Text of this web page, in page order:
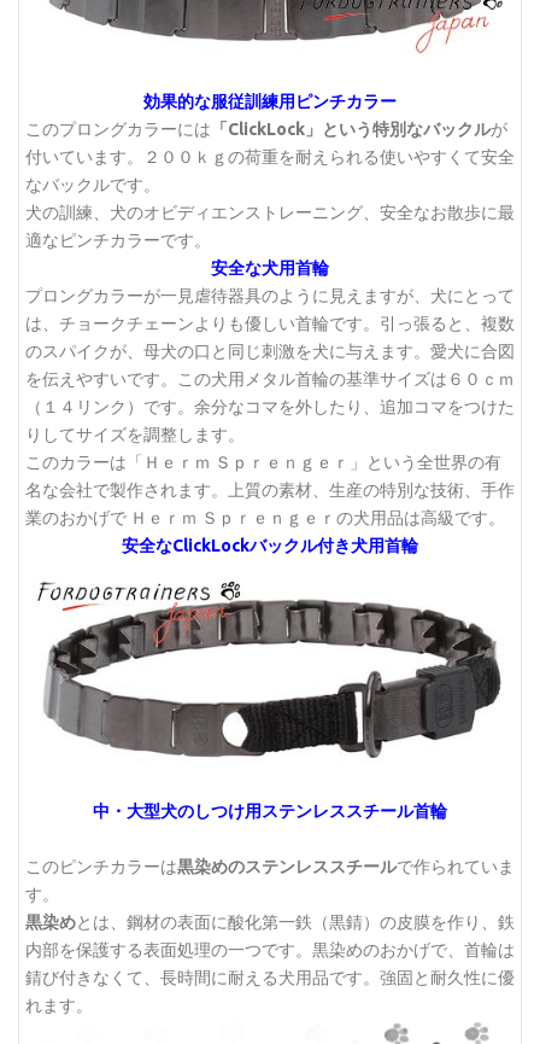
効果的な服従訓練用ピンチカラー
このプロングカラーには 「ClickLock」という特別なバックルが
付いています。２００ｋｇの荷重を耐えられる使いやすくて安全
なバックルです。
犬の訓練、犬のオビディエンストレーニング、安全なお散歩に最
適なピンチカラーです。
安全な犬用首輪
プロングカラーが一見虐待器具のように見えますが、犬にとって
は、チョークチェーンよりも優しい首輪です。引っ張ると、複数
のスパイクが、母犬の口と同じ刺激を犬に与えます。愛犬に合図
を伝えやすいです。この犬用メタル首輪の基準サイズは６０ｃｍ
（１４リンク）です。余分なコマを外したり、追加コマをつけた
りしてサイズを調整します。
このカラーは「Ｈｅｒｍ Ｓｐｒｅｎｇｅｒ」という全世界の有
名な会社で製作されます。上質の素材、生産の特別な技術、手作
業のおかげで Ｈｅｒｍ Ｓｐｒｅｎｇｅｒの犬用品は高級です。
安全なClickLockバックル付き犬用首輪
中・大型犬のしつけ用ステンレススチール首輪
このピンチカラーは黒染めのステンレススチールで作られていま
す。
黒染めとは、鋼材の表面に酸化第一鉄（黒錆）の皮膜を作り、鉄
内部を保護する表面処理の一つです。黒染めのおかげで、首輪は
錆び付きなくて、長時間に耐える犬用品です。強固と耐久性に優
れます。